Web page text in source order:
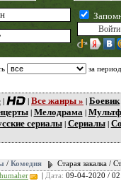
за
Все жанры » Боевик
| Мелодрама
сериалы| Сериалы|
/ Комедия
Старая закалка /
Дата: 09-04-2020 /